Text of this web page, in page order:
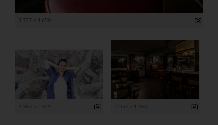
3 727 x 4 659
2 363 x 1 329 2 953 x 1 968